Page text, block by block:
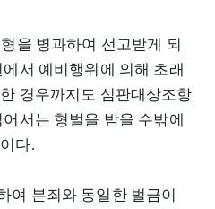
을 병과하여 선고받게 되
서 예비행위에 의해 초래
경우까지도 심판대상조항
서는 형벌을 받을 수밖에
다.
여 본죄와 동일한 벌금이